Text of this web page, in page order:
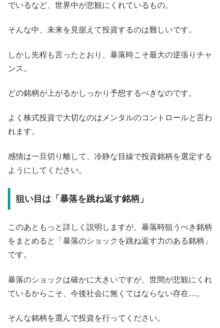
でいるなど、世界中が悲観にくれているもの。
そんな中、未来を見据えて投資するのは難しいです。
しかし先程も言ったとおり、暴落時こそ最大の逆張りチャ
ンス。
どの銘柄が上がるかしっかり予想するべきなのです。
よく株式投資で大切なのはメンタルのコントロールと言わ
れます。
感情は一旦切り離して、冷静な目線で投資銘柄を選定する
ようにしてください。
狙い目は「暴落を跳ね返す銘柄」
このあともっと詳しく説明しますが、暴落時狙うべき銘柄
をまとめると「暴落のショックを跳ね返す力のある銘柄」
です。
暴落のショックは確かに大きいですが、世間が悲観にくれ
ているからこそ、今後社会に無くてはならない存在…。
そんな銘柄を選んで投資を行ってください。